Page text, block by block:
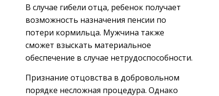
В случае гибели отца, ребенок получает
возможность назначения пенсии по
потери кормильца. Мужчина также
сможет взыскать материальное
обеспечение в случае нетрудоспособности.
Признание отцовства в добровольном
порядке несложная процедура. Однако